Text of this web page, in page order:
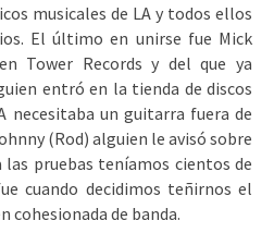
musicales de LA y todos ellos
El último en unirse fue Mick
Tower Records y del que ya
entró en la tienda de discos
necesitaba un guitarra fuera de
(Rod) alguien le avisó sobre
pruebas teníamos cientos de
cuando decidimos teñirnos el
cohesionada de banda.